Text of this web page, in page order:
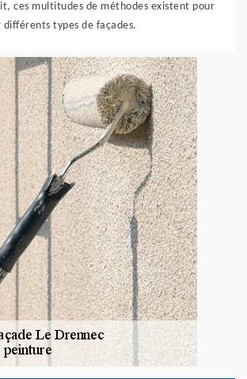
ces multitudes de méthodes existent pour
types de façades.